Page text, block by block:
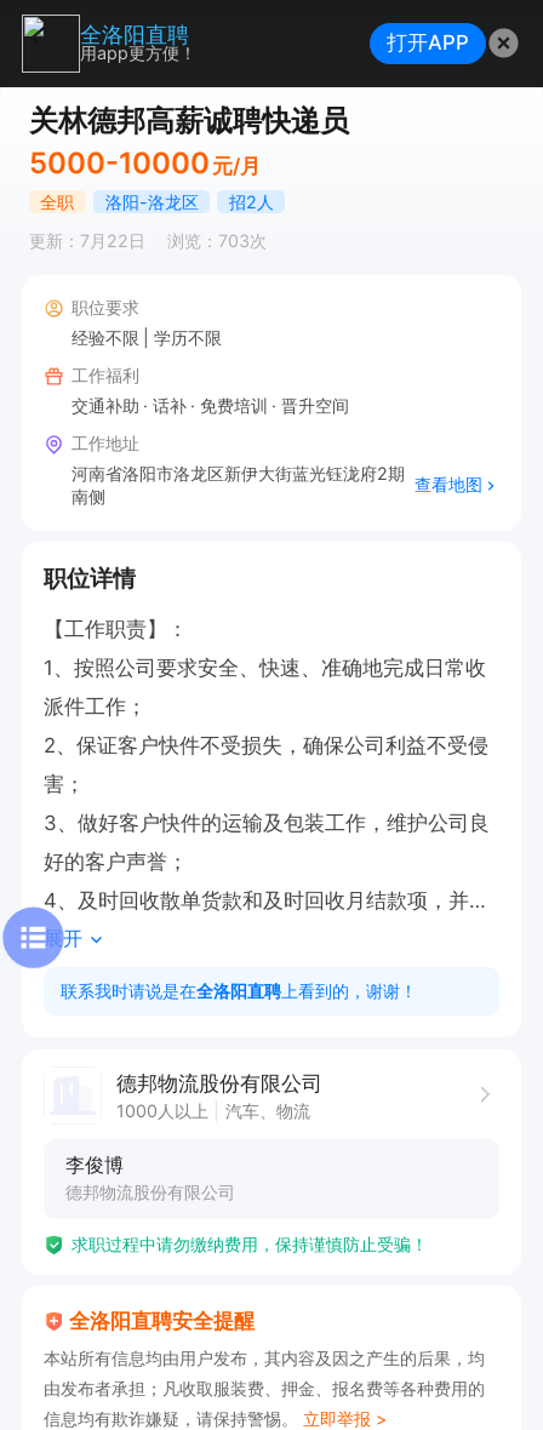
关林德邦高薪诚聘快递员
5000-10000 元/月
全职 洛阳-洛龙区
招2人
更新：7月22日
浏览：703次
职位要求
经验不限
学历不限
工作福利
交通补助
话补 免费培训
晋升空间
工作地址
河南省洛阳市洛龙区新伊大街蓝光钰泷府2期
南侧
查看地图
职位详情
【工作职责】：
1、按照公司要求安全、快速、准确地完成日常收
派件工作；
2、保证客户快件不受损失，确保公司利益不受侵
害；
3、做好客户快件的运输及包装工作，维护公司良
好的客户声誉；
4、及时回收散单货款和及时回收月结款项，并在
规定时间内如数上缴财务入帐；
【岗位要求】
2.工作时间：9-11个小时。
1.工资：计件工资，多劳多得；
租车补助）
职满一年后，公司补贴100元，员工自己提供100
元，每月固定200元打入父母帐户）、公司互助基
金、中秋月饼到家，提供高于同行业具有竞争力的
展开
联系我时请说是在全洛阳直聘 上看到的，谢谢！
德邦物流股份有限公司
1000人以上 汽车、物流
李俊博
德邦物流股份有限公司
求职过程中请勿缴纳费用，保持谨慎防止受骗！
全洛阳直聘安全提醒
本站所有信息均由用户发布，其内容及因之产生的后果，均
由发布者承担；凡收取服装费、押金、报名费等各种费用的
信息均有欺诈嫌疑，请保持警惕。 立即举报 >
全洛阳直聘
用app更方便！ 打开APP